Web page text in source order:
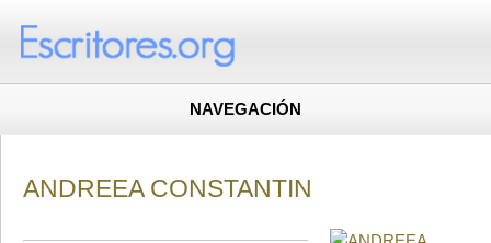
NAVEGACIÓN
ANDREEA CONSTANTIN